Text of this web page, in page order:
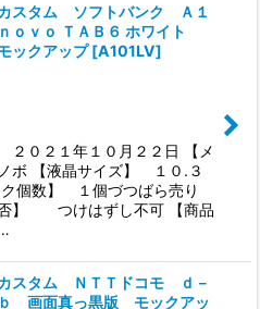
スタム ソフトバンク Ａ１
ｏｖｏ ＴＡＢ６ ホワイト
ックアップ [A101LV]
２１年１０月２２日 【メ
【液晶サイズ】 １０.３
個数】 １個づつばら売り
否】 つけはずし不可 【商品
スタム ＮＴＴドコモ ｄ－
画面真っ黒版 モックアッ